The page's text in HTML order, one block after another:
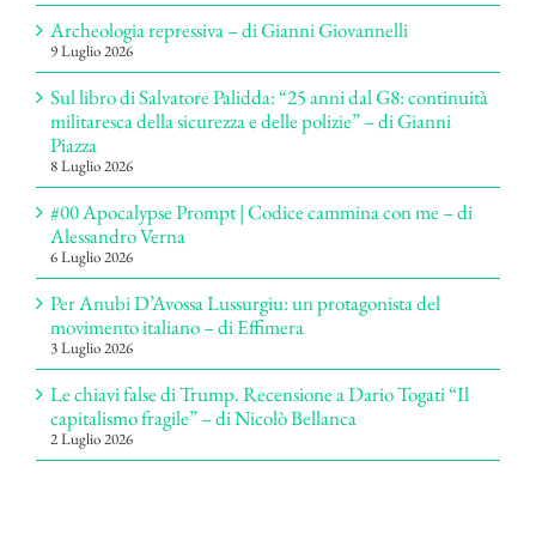
Archeologia repressiva – di Gianni Giovannelli
9 Luglio 2026
Sul libro di Salvatore Palidda: “25 anni dal G8: continuità
militaresca della sicurezza e delle polizie” – di Gianni
Piazza
8 Luglio 2026
#00 Apocalypse Prompt | Codice cammina con me – di
Alessandro Verna
6 Luglio 2026
Per Anubi D’Avossa Lussurgiu: un protagonista del
movimento italiano – di Effimera
3 Luglio 2026
Le chiavi false di Trump. Recensione a Dario Togati “Il
capitalismo fragile” – di Nicolò Bellanca
2 Luglio 2026